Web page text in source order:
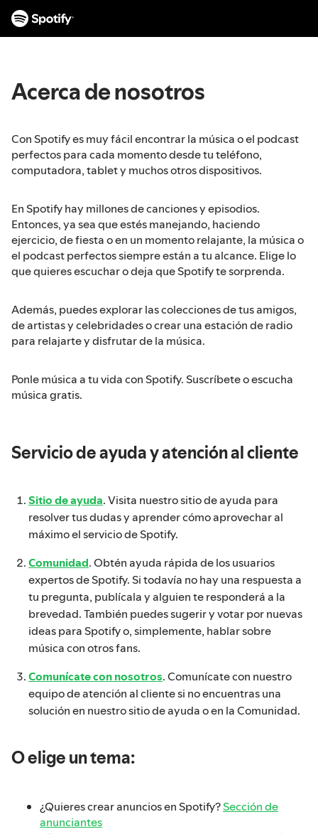
a
Acerca de nosotros
Con Spotify es muy fácil encontrar la música o el podcast
perfectos para cada momento desde tu teléfono,
computadora, tablet y muchos otros dispositivos.
En Spotify hay millones de canciones y episodios.
Entonces, ya sea que estés manejando, haciendo
ejercicio, de fiesta o en un momento relajante, la música o
el podcast perfectos siempre están a tu alcance. Elige lo
que quieres escuchar o deja que Spotify te sorprenda.
Además, puedes explorar las colecciones de tus amigos,
de artistas y celebridades o crear una estación de radio
para relajarte y disfrutar de la música.
Ponle música a tu vida con Spotify. Suscríbete o escucha
música gratis.
Servicio de ayuda y atención al cliente
Sitio de ayuda. Visita nuestro sitio de ayuda para
resolver tus dudas y aprender cómo aprovechar al
máximo el servicio de Spotify.
Comunidad. Obtén ayuda rápida de los usuarios
expertos de Spotify. Si todavía no hay una respuesta a
tu pregunta, publícala y alguien te responderá a la
brevedad. También puedes sugerir y votar por nuevas
ideas para Spotify o, simplemente, hablar sobre
música con otros fans.
Comunícate con nosotros. Comunícate con nuestro
equipo de atención al cliente si no encuentras una
solución en nuestro sitio de ayuda o en la Comunidad.
O elige un tema:
¿Quieres crear anuncios en Spotify?Sección de
anunciantes